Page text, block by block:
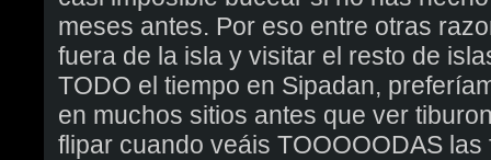
meses antes. Por eso entre otras
fuera de la isla y visitar el resto de
TODO el tiempo en Sipadan,
en muchos sitios antes que ver
flipar cuando veáis TOOOOODAS